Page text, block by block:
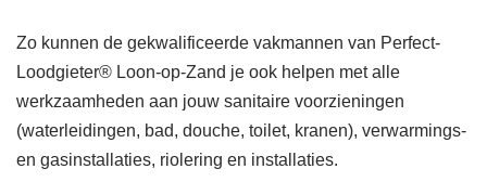
Zo kunnen de gekwalificeerde vakmannen van Perfect-
Loodgieter® Loon-op-Zand je ook helpen met alle
werkzaamheden aan jouw sanitaire voorzieningen
(waterleidingen, bad, douche, toilet, kranen), verwarmings-
en gasinstallaties, riolering en installaties.